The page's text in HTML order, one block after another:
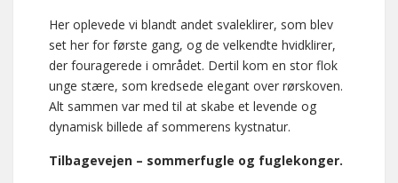
Her oplevede vi blandt andet svaleklirer, som blev
set her for første gang, og de velkendte hvidklirer,
der fouragerede i området. Dertil kom en stor flok
unge stære, som kredsede elegant over rørskoven.
Alt sammen var med til at skabe et levende og
dynamisk billede af sommerens kystnatur.
Tilbagevejen – sommerfugle og fuglekonger.